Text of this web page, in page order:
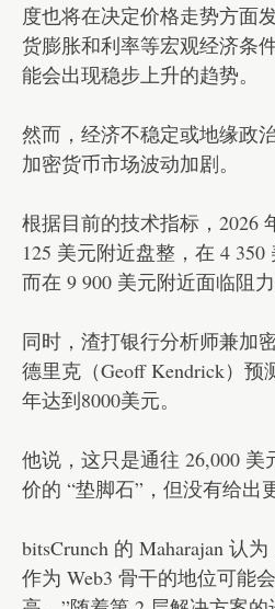
度也将在决定价格走势方面
货膨胀和利率等宏观经济条
能会出现稳步上升的趋势。
然而，经济不稳定或地缘政
加密货币市场波动加剧。
根据目前的技术指标，2026
125 美元附近盘整，在 4 350
而在 9 900 美元附近面临阻力
同时，渣打银行分析师兼加
德里克（Geoff Kendrick）预
年达到8000美元。
他说，这只是通往 26,000 美
价的 “垫脚石”，但没有给出
bitsCrunch 的 Maharajan 认
作为 Web3 骨干的地位可能